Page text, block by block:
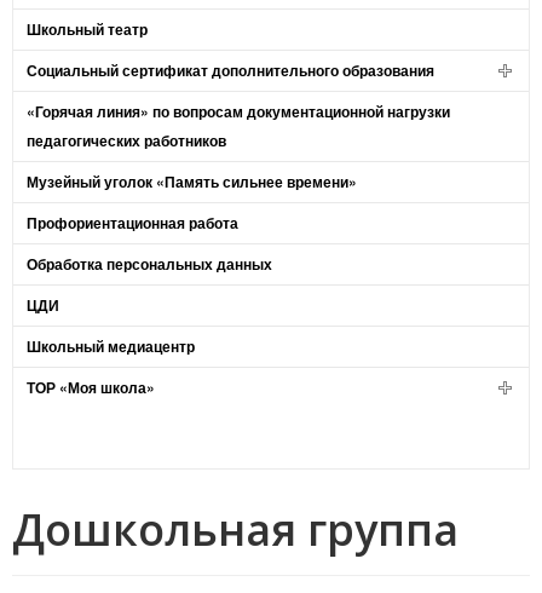
Школьный театр
Социальный сертификат дополнительного образования
«Горячая линия» по вопросам документационной нагрузки
педагогических работников
Музейный уголок «Память сильнее времени»
Профориентационная работа
Обработка персональных данных
ЦДИ
Школьный медиацентр
ТОР «Моя школа»
Дошкольная группа